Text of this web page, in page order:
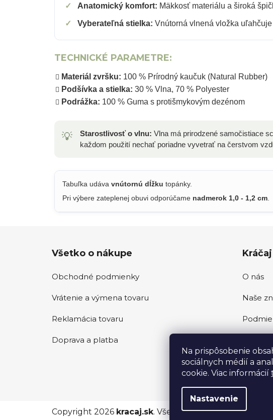
Na prispôsobenie
sociálnych médií a
cookie. Viac informácií
Nastavenie
✓ Anatomický komfort: Mäkkosť materiálu a široká
✓ Vyberateľná stielka: Vnútorná vlnená vložka
TECHNICKÉ PARAMETRE:
Materiál zvršku: 100 % Prírodný kaučuk (Natural Rubber)
Podšívka a stielka: 30 % Vlna, 70 % Polyester
Podrážka: 100 % Guma s protišmykovým dezénom
💡 Starostlivosť o vlnu: Vlna má prirodzené samočistiace
každom použití nechať poriadne vyvetrať na čerstvom
Tabuľka udáva vnútornú dĺžku topánky.
Pri výbere zateplenej obuvi odporúčame nadmerok 1,0 - 1,2 cm
Všetko o nákupe
Obchodné podmienky
Vrátenie a výmena tovaru
Reklamácia tovaru
Doprava a platba
Kráčaj
O nás
Naše
Copyright 2026 kracaj.sk. Všetky práva vyhradené.